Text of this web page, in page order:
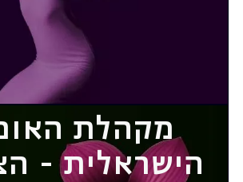
מקהלת
הישראלית -